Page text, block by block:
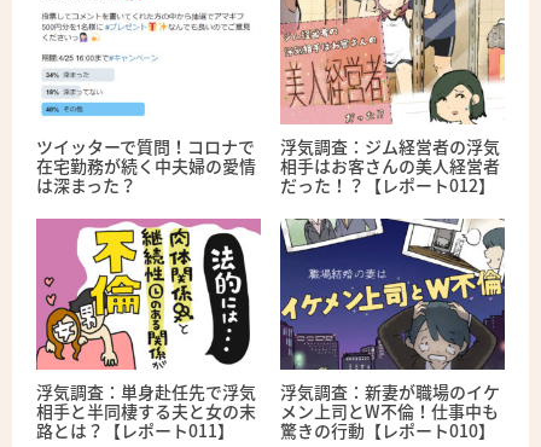
ツイッターで質問！コロナで
在宅勤務が続く中夫婦の愛情
は深まった？
浮気調査：ジム経営者の浮気
相手はお客さんの美人経営者
だった！？【レポート012】
浮気調査：単身赴任先で浮気
相手と半同棲する夫と女の末
路とは？【レポート011】
浮気調査：新妻が職場のイケ
メン上司とW不倫！仕事中も
驚きの行動【レポート010】